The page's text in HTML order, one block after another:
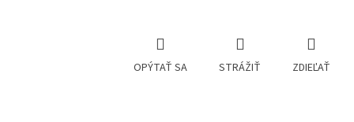
OPÝTAŤ SA STRÁŽIŤ ZDIEĽAŤ